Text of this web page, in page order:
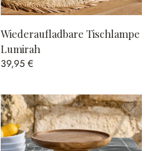
Wiederaufladbare Tischlampe
Lumirah
39,95 €